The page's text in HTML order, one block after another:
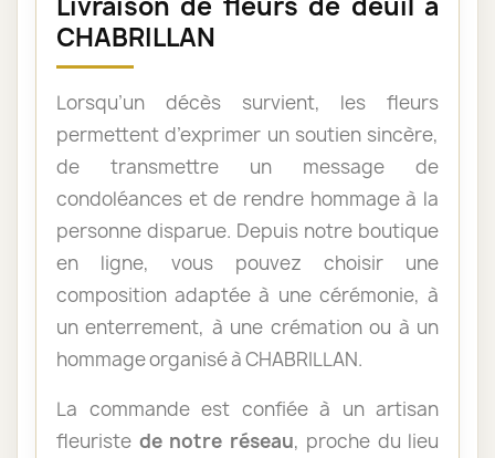
CHABRILLAN
Lorsqu’un décès survient, les fleurs
permettent d’exprimer un soutien sincère,
de transmettre un message de
condoléances et de rendre hommage à la
personne disparue. Depuis notre boutique
en ligne, vous pouvez choisir une
composition adaptée à une cérémonie, à
un enterrement, à une crémation ou à un
hommage organisé à CHABRILLAN.
La commande est confiée à un artisan
fleuriste de notre réseau, proche du lieu